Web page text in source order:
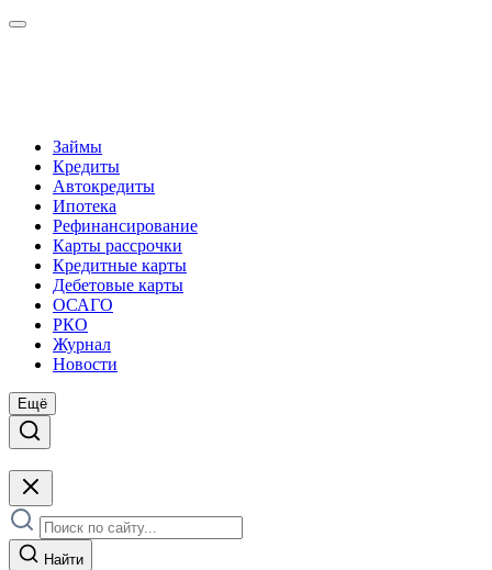
Займы
Кредиты
Автокредиты
Ипотека
Рефинансирование
Карты рассрочки
Кредитные карты
Дебетовые карты
ОСАГО
РКО
Журнал
Новости
Ещё
Найти